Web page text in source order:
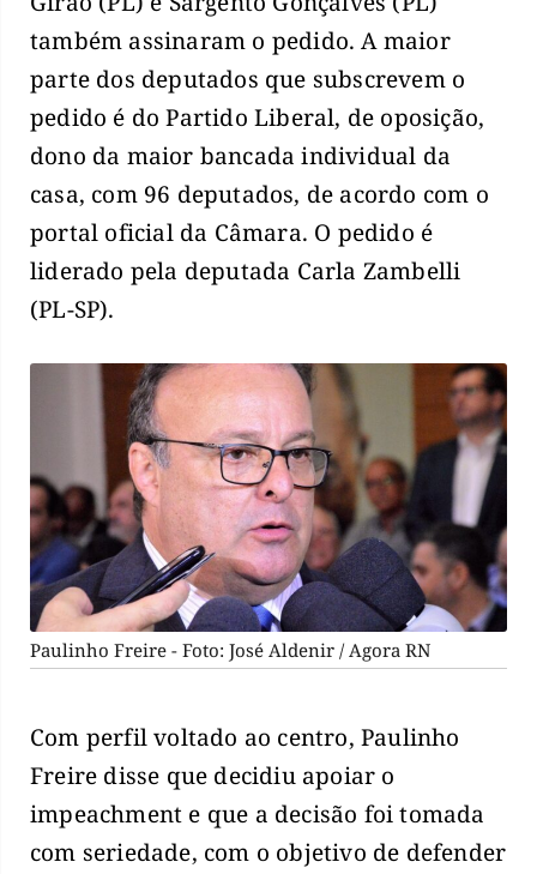
também assinaram o pedido. A maior
parte dos deputados que subscrevem o
pedido é do Partido Liberal, de oposição,
dono da maior bancada individual da
casa, com 96 deputados, de acordo com o
portal oficial da Câmara. O pedido é
liderado pela deputada Carla Zambelli
(PL-SP).
Paulinho Freire - Foto: José Aldenir / Agora RN
Com perfil voltado ao centro, Paulinho
Freire disse que decidiu apoiar o
impeachment e que a decisão foi tomada
com seriedade, com o objetivo de defender